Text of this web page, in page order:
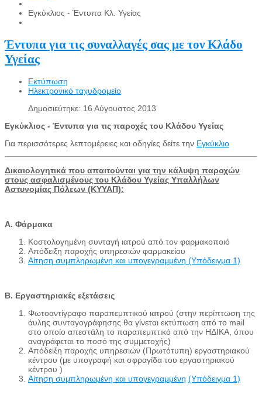
Εγκύκλιος - Έντυπα Κλ. Υγείας
Έντυπα για τις συναλλαγές σας με τον Κλάδο
Υγείας
Εκτύπωση
Ηλεκτρονικό ταχυδρομείο
Δημοσιεύτηκε: 16 Αύγουστος 2013
Εγκύκλιος - Έντυπα για τις παροχές του Κλάδου Υγείας
Για περισσότερες λεπτομέρειες και οδηγίες δείτε την Εγκύκλιο
Δικαιολογητικά που απαιτούνται για την κάλυψη παροχών
στους ασφαλισμένους του Κλάδου Υγείας Υπαλλήλων
Αστυνομίας Πόλεων (ΚΥΥΑΠ):
Α. Φάρμακα
Κοστολογημένη συνταγή ιατρού από τον φαρμακοποιό
Απόδειξη παροχής υπηρεσιών φαρμακείου
Αίτηση συμπληρωμένη και υπογεγραμμένη (Υπόδειγμα 1)
Β. Εργαστηριακές εξετάσεις
Φωτοαντίγραφο παραπεμπτικού ιατρού (στην περίπτωση της
άυλης συνταγογράφησης θα γίνεται εκτύπωση από το mail
στο οποίο απεστάλη το παραπεμπτικό από την ΗΔΙΚΑ, όπου
αναγράφεται το ποσό της συμμετοχής)
Απόδειξη παροχής υπηρεσιών (Πρωτότυπη) εργαστηριακού
κέντρου (με υπογραφή και σφραγίδα του εργαστηριακού
κέντρου )
Αίτηση συμπληρωμένη και υπογεγραμμένη (Υπόδειγμα 1)